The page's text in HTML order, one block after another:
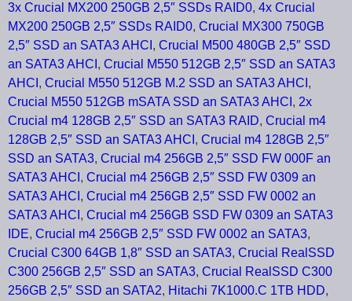
3x Crucial MX200 250GB 2,5″ SSDs RAID0, 4x Crucial
MX200 250GB 2,5″ SSDs RAID0, Crucial MX300 750GB
2,5″ SSD an SATA3 AHCI , Crucial M500 480GB 2,5″ SSD
an SATA3 AHCI , Crucial M550 512GB 2,5″ SSD an SATA3
AHCI , Crucial M550 512GB M.2 SSD an SATA3 AHCI ,
Crucial M550 512GB mSATA SSD an SATA3 AHCI , 2x
Crucial m4 128GB 2,5″ SSD an SATA3 RAID, Crucial m4
128GB 2,5″ SSD an SATA3 AHCI , Crucial m4 128GB 2,5″
SSD an SATA3, Crucial m4 256GB 2,5″ SSD FW 000F an
SATA3 AHCI , Crucial m4 256GB 2,5″ SSD FW 0309 an
SATA3 AHCI , Crucial m4 256GB 2,5″ SSD FW 0002 an
SATA3 AHCI , Crucial m4 256GB SSD FW 0309 an SATA3
IDE, Crucial m4 256GB 2,5″ SSD FW 0002 an SATA3,
Crucial C300 64GB 1,8″ SSD an SATA3, Crucial RealSSD
C300 256GB 2,5″ SSD an SATA3, Crucial RealSSD C300
256GB 2,5″ SSD an SATA2, Hitachi 7K1000.C 1TB HDD,